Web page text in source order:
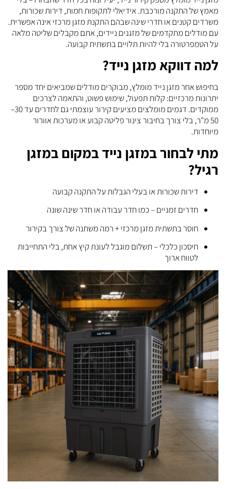
מאמץ של התקנה מורכבת. אידיאלי לתקופות חמות, דירות שכורות,
משרדים קטנים או חדרי שינה שבהם התקנת מזגן מרכזי אינה אפשרית.
עם מודלים מתקדמים של מזגנים ניידים, אתם מקבלים שליטה מלאה
על הטמפרטורה בלי להיות תלויים בתשתית קבועה.
למה דווקא מזגן נייד?
בחיפוש אחר מזגן נייד מומלץ, מבוקרים מודלים שמביאים יחד מספר
יתרונות מרכזיים: קלות תפעול, שימוש פשוט, והתאמה לצרכים
ממוקדים. דגמים מומלצים מציעים קירור עוצמתי גם לחדרים עד 30–
50 מ"ר, בלי צורך בחיבור צינור פליטה קבוע או מערכות אוורור
מיוחדות.
מתי לבחור במזגן נייד במקום במזגן
רגיל?
דירות שכורות או בעלי הגבלות על התקנה קבועה
חדרים זמניים – כמו חדר עבודה או חדר שינה שונה
חוסר בתשתית מזגן מרכזי + רמה משתנה של צורך בקירור
חיסכון כלכלי – תשלום מוגבל לעונת קיץ אחת, בלי התחייבות
לטווח ארוך